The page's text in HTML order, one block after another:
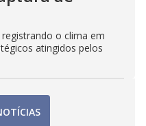
o clima em
atingidos pelos